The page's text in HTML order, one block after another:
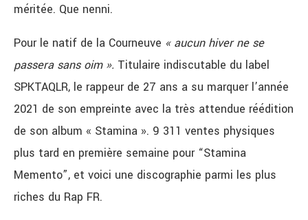
méritée. Que nenni.
Pour le natif de la Courneuve « aucun hiver ne se
passera sans oim ». Titulaire indiscutable du label
SPKTAQLR, le rappeur de 27 ans a su marquer l’année
2021 de son empreinte avec la très attendue réédition
de son album « Stamina ». 9 311 ventes physiques
plus tard en première semaine pour “Stamina
Memento”, et voici une discographie parmi les plus
riches du Rap FR.